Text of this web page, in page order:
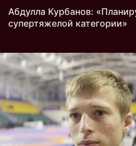
Абдулла Курбанов:
супертяжелой категории»